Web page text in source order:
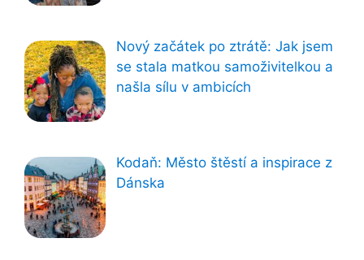
Nový začátek po ztrátě: Jak jsem
se stala matkou samoživitelkou a
našla sílu v ambicích
Kodaň: Město štěstí a inspirace z
Dánska